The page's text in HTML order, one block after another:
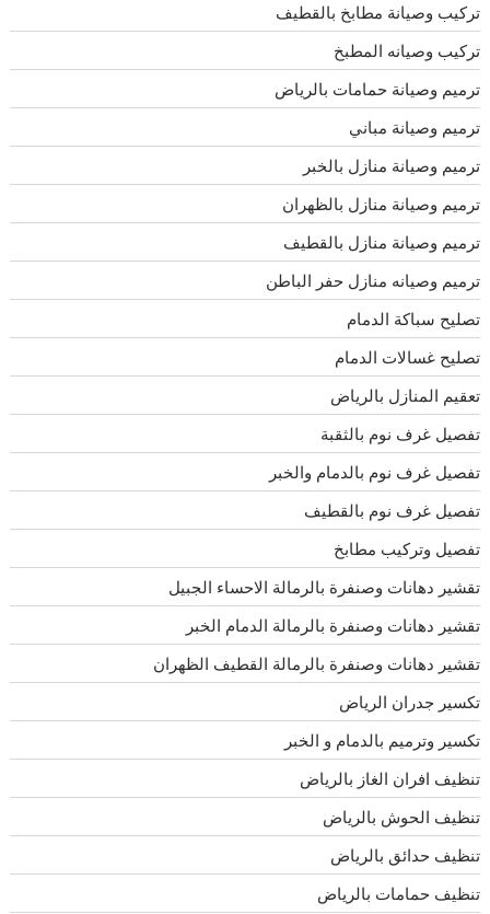
تركيب وصيانة مطابخ بالقطيف
تركيب وصيانه المطبخ
ترميم وصيانة حمامات بالرياض
ترميم وصيانة مباني
ترميم وصيانة منازل بالخبر
ترميم وصيانة منازل بالظهران
ترميم وصيانة منازل بالقطيف
ترميم وصيانه منازل حفر الباطن
تصليح سباكة الدمام
تصليح غسالات الدمام
تعقيم المنازل بالرياض
تفصيل غرف نوم بالثقبة
تفصيل غرف نوم بالدمام والخبر
تفصيل غرف نوم بالقطيف
تفصيل وتركيب مطابخ
تقشير دهانات وصنفرة بالرمالة الاحساء الجبيل
تقشير دهانات وصنفرة بالرمالة الدمام الخبر
تقشير دهانات وصنفرة بالرمالة القطيف الظهران
تكسير جدران الرياض
تكسير وترميم بالدمام و الخبر
تنظيف افران الغاز بالرياض
تنظيف الحوش بالرياض
تنظيف حدائق بالرياض
تنظيف حمامات بالرياض